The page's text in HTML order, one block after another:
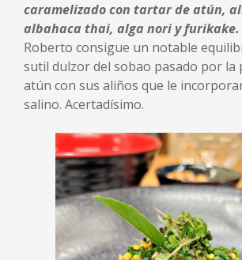
caramelizado con tartar de atún,
albahaca thai, alga nori y furikake.
Roberto consigue un notable
sutil dulzor del sobao pasado por la
atún con sus aliños que le
salino. Acertadísimo.